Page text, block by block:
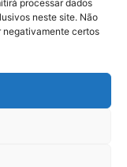
processar dados
neste site. Não
negativamente certos